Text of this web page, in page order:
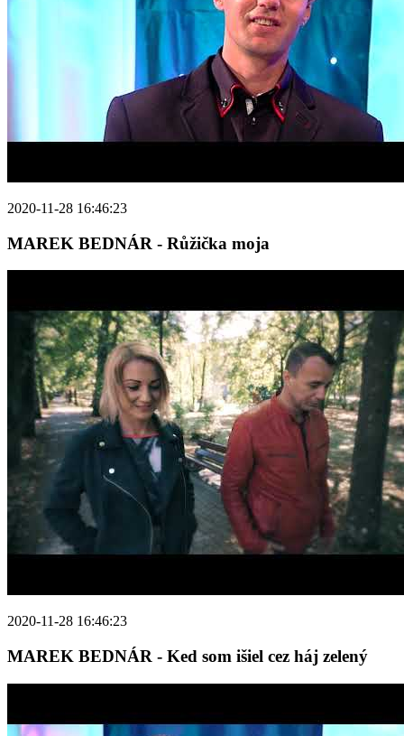
2020-11-28 16:46:23
MAREK BEDNÁR - Růžička moja
2020-11-28 16:46:23
MAREK BEDNÁR - Ked som išiel cez háj zelený